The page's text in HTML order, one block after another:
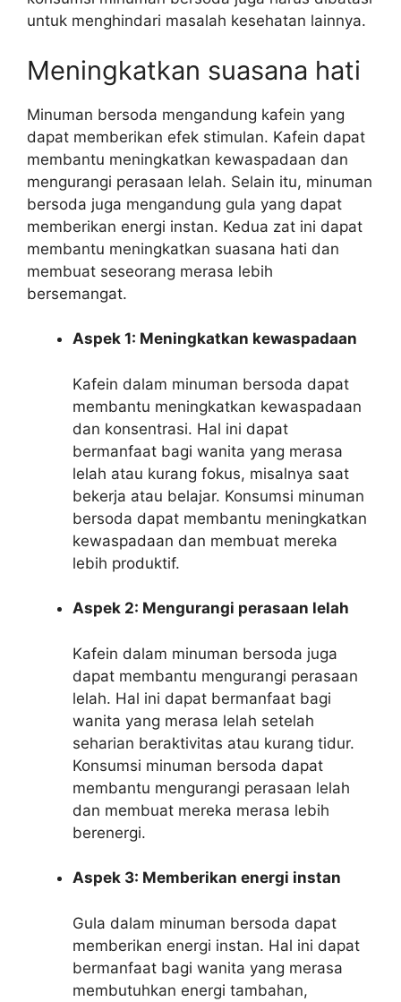
untuk menghindari masalah kesehatan lainnya.
Meningkatkan suasana hati
Minuman bersoda mengandung kafein yang
dapat memberikan efek stimulan. Kafein dapat
membantu meningkatkan kewaspadaan dan
mengurangi perasaan lelah. Selain itu, minuman
bersoda juga mengandung gula yang dapat
memberikan energi instan. Kedua zat ini dapat
membantu meningkatkan suasana hati dan
membuat seseorang merasa lebih
bersemangat.
Aspek 1: Meningkatkan kewaspadaan
Kafein dalam minuman bersoda dapat
membantu meningkatkan kewaspadaan
dan konsentrasi. Hal ini dapat
bermanfaat bagi wanita yang merasa
lelah atau kurang fokus, misalnya saat
bekerja atau belajar. Konsumsi minuman
bersoda dapat membantu meningkatkan
kewaspadaan dan membuat mereka
lebih produktif.
Aspek 2: Mengurangi perasaan lelah
Kafein dalam minuman bersoda juga
dapat membantu mengurangi perasaan
lelah. Hal ini dapat bermanfaat bagi
wanita yang merasa lelah setelah
seharian beraktivitas atau kurang tidur.
Konsumsi minuman bersoda dapat
membantu mengurangi perasaan lelah
dan membuat mereka merasa lebih
berenergi.
Aspek 3: Memberikan energi instan
Gula dalam minuman bersoda dapat
memberikan energi instan. Hal ini dapat
bermanfaat bagi wanita yang merasa
membutuhkan energi tambahan,